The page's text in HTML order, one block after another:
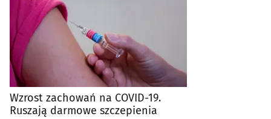
Wzrost zachowań na COVID-19.
Ruszają darmowe szczepienia